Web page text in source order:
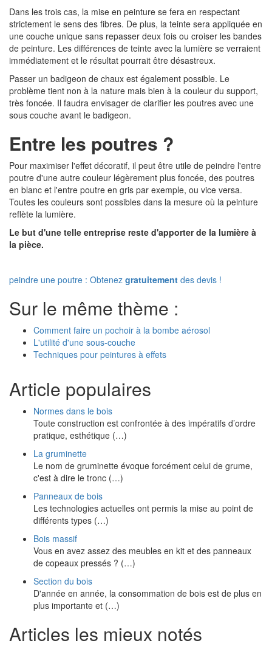
Dans les trois cas, la mise en peinture se fera en respectant
strictement le sens des fibres. De plus, la teinte sera appliquée en
une couche unique sans repasser deux fois ou croiser les bandes
de peinture. Les différences de teinte avec la lumière se verraient
immédiatement et le résultat pourrait être désastreux.
Passer un badigeon de chaux est également possible. Le
problème tient non à la nature mais bien à la couleur du support,
très foncée. Il faudra envisager de clarifier les poutres avec une
sous couche avant le badigeon.
Entre les poutres ?
Pour maximiser l'effet décoratif, il peut être utile de peindre l'entre
poutre d'une autre couleur légèrement plus foncée, des poutres
en blanc et l'entre poutre en gris par exemple, ou vice versa.
Toutes les couleurs sont possibles dans la mesure où la peinture
reflète la lumière.
Le but d'une telle entreprise reste d'apporter de la lumière à
la pièce.
peindre une poutre : Obtenez gratuitement des devis !
Sur le même thème :
Comment faire un pochoir à la bombe aérosol
L'utilité d'une sous-couche
Techniques pour peintures à effets
Article populaires
Normes dans le bois
Toute construction est confrontée à des impératifs d’ordre
pratique, esthétique (…)
La gruminette
Le nom de gruminette évoque forcément celui de grume,
c'est à dire le tronc (…)
Panneaux de bois
Les technologies actuelles ont permis la mise au point de
différents types (…)
Bois massif
Vous en avez assez des meubles en kit et des panneaux
de copeaux pressés ? (…)
Section du bois
D'année en année, la consommation de bois est de plus en
plus importante et (…)
Articles les mieux notés